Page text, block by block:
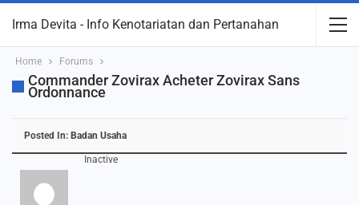
Irma Devita - Info Kenotariatan dan Pertanahan
Home Forums
Commander Zovirax Acheter Zovirax Sans
Ordonnance
Posted In: Badan Usaha
Inactive